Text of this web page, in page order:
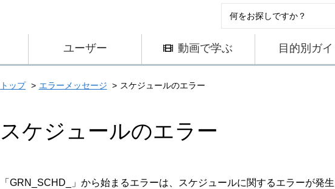
ユーザー 動画で学ぶ 目的別ガイ
トップ エラーメッセージ スケジュールのエラー
スケジュールのエラー
「GRN_SCHD_」から始まるエラーは、スケジュールに関するエラーが発